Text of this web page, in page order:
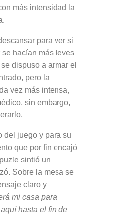
más intensidad la
para ver si
se hacían más leves
dispuso a armar el
pero la
vez más intensa,
sin embargo,
del juego y para su
que por fin encajó
sintió un
Sobre la mesa se
claro y
mi casa para
hasta el fin de